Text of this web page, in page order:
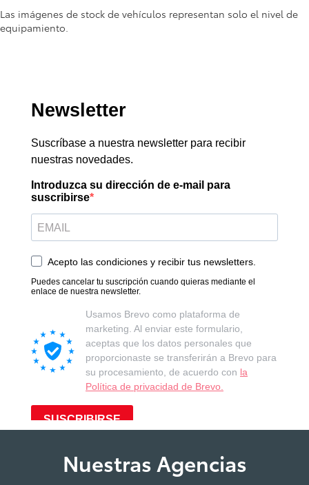
Las imágenes de stock de vehículos representan solo el nivel de
equipamiento.
Nuestras Agencias